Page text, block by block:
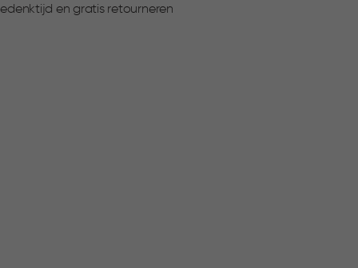
en gratis retourneren